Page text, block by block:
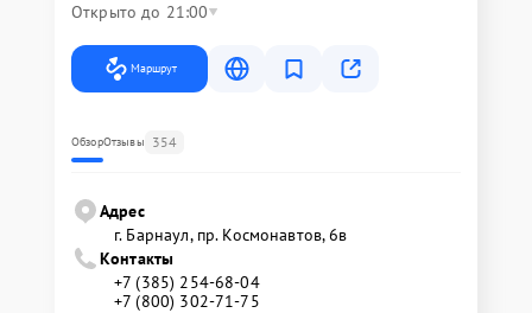
Открыто до 21:00
Маршрут
ОбзорОтзывы 354
Адрес
г. Барнаул, ​пр. Космонавтов, 6в
Контакты
+7 (385) 254-68-04
+7 (800) 302-71-75